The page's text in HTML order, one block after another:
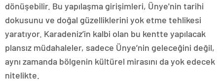
dönüşebilir. Bu yapılaşma girişimleri, Ünye'nin tarihi
dokusunu ve doğal güzelliklerini yok etme tehlikesi
yaratıyor. Karadeniz’in kalbi olan bu kentte yapılacak
plansız müdahaleler, sadece Ünye’nin geleceğini değil,
aynı zamanda bölgenin kültürel mirasını da yok edecek
nitelikte.